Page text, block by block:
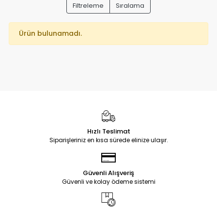
Filtreleme Sıralama
Ürün bulunamadı.
Hızlı Teslimat
Siparişleriniz en kısa sürede elinize ulaşır.
Güvenli Alışveriş
Güvenli ve kolay ödeme sistemi